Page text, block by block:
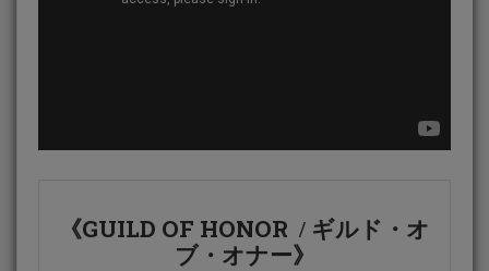
《GUILD OF HONOR / ギルド・オ
ブ・オナー》